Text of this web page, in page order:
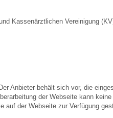
Kassenärztlichen Vereinigung
Anbieter behält sich vor, die
der Webseite kann
der Webseite zur Verfügung